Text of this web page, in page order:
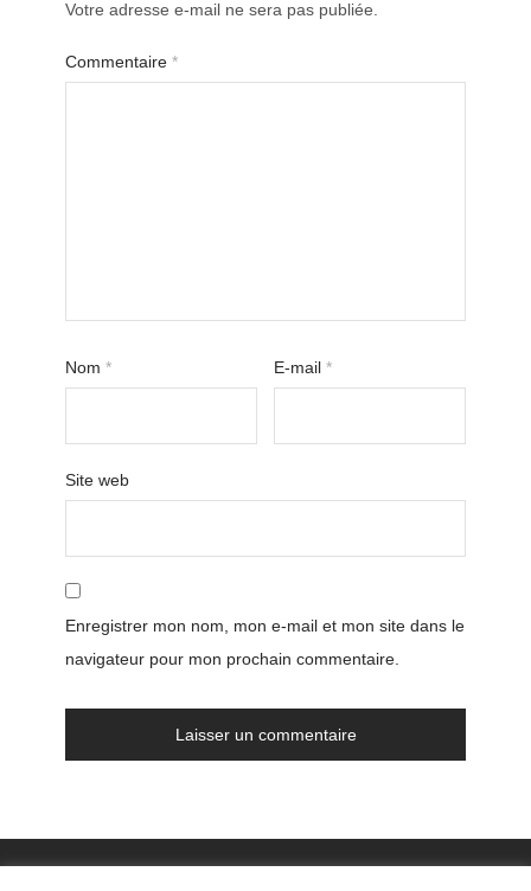
Votre adresse e-mail ne sera pas publiée.
Commentaire *
Nom * E-mail *
Site web
Enregistrer mon nom, mon e-mail et mon site dans le
navigateur pour mon prochain commentaire.